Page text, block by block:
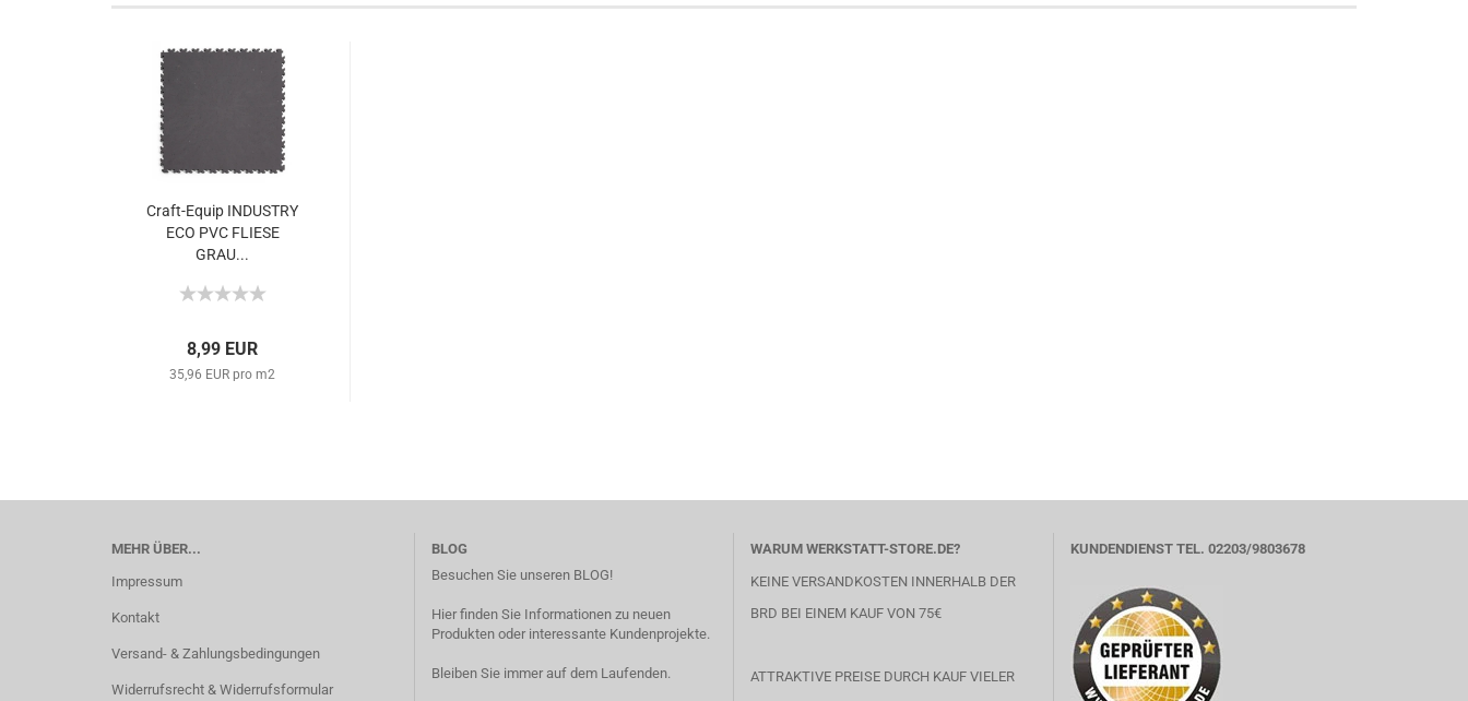
Craft-Equip INDUSTRY
ECO PVC FLIESE
GRAU...
8,99 EUR
35,96 EUR pro m2
MEHR ÜBER...
Impressum
Kontakt
Versand- & Zahlungsbedingungen
Widerrufsrecht & Widerrufsformular
BLOG
Besuchen Sie unseren BLOG!
Hier finden Sie Informationen zu neuen
Produkten oder interessante Kundenprojekte.
Bleiben Sie immer auf dem Laufenden.
WARUM WERKSTATT-STORE.DE?
KEINE VERSANDKOSTEN INNERHALB DER
BRD BEI EINEM KAUF VON 75€
ATTRAKTIVE PREISE DURCH KAUF VIELER
KUNDENDIENST TEL. 02203/9803678